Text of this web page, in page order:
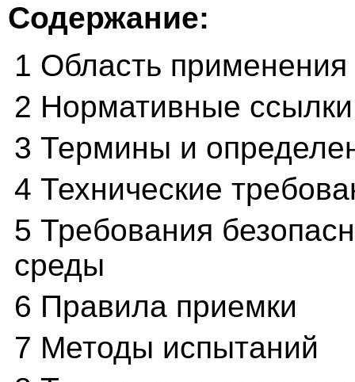
Содержание:
1 Область применения
2 Нормативные ссылки
3 Термины и
4 Технические
5 Требования
среды
6 Правила приемки
7 Методы испытаний